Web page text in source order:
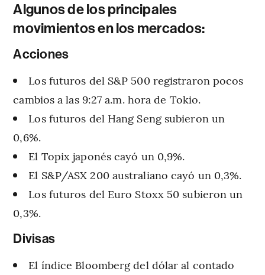
Algunos de los principales
movimientos en los mercados:
Acciones
Los futuros del S&P 500 registraron pocos
cambios a las 9:27 a.m. hora de Tokio.
Los futuros del Hang Seng subieron un
0,6%.
El Topix japonés cayó un 0,9%.
El S&P/ASX 200 australiano cayó un 0,3%.
Los futuros del Euro Stoxx 50 subieron un
0,3%.
Divisas
El índice Bloomberg del dólar al contado